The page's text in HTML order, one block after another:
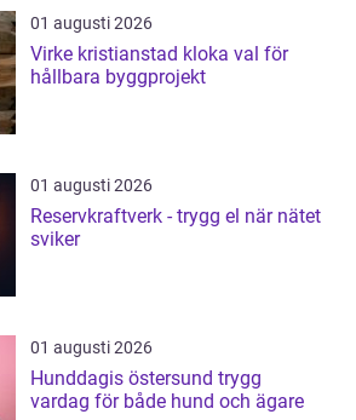
01 augusti 2026
Virke kristianstad kloka val för
hållbara byggprojekt
01 augusti 2026
Reservkraftverk - trygg el när nätet
sviker
01 augusti 2026
Hunddagis östersund trygg
vardag för både hund och ägare